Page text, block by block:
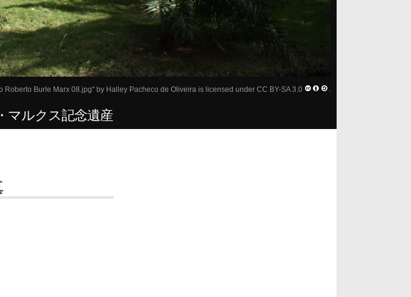
Roberto Burle Marx 08.jpg" by Halley Pacheco de Oliveirais licensed under CC BY-SA 3.0 .
マルクス記念遺産